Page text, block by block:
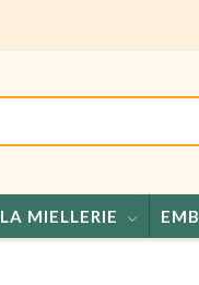
LA MIELLERIE
Miels -